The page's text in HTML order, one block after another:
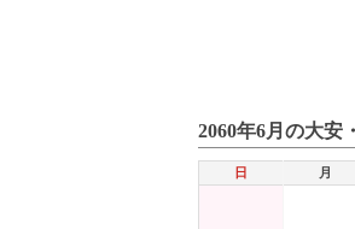
2060年6月の大安
日 月